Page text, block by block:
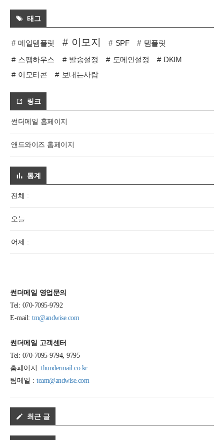
태그
메일템플릿 이모지 SPF
템플릿
스팸하우스
발송설정 도메인설정
DKIM
이모티콘
보내는사람
링크
썬더메일 홈페이지
앤드와이즈 홈페이지
통계
전체 :
오늘 :
어제 :
썬더메일 영업문의
Tel: 070-7095-9792
E-mail: tm@andwise.com
썬더메일 고객센터
Tel: 070-7095-9794, 9795
홈페이지: thundermail.co.kr
팀메일 : team@andwise.com
최근 글